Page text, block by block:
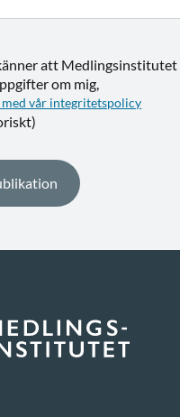
att
om mig,
vår integritetspolicy